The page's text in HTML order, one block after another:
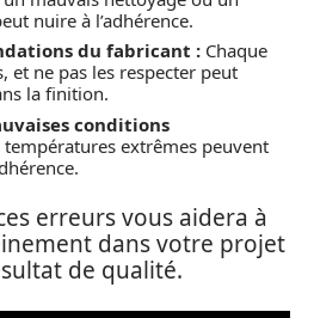
nuire à l’adhérence.
du fabricant : Chaque
et ne pas les respecter peut
la finition.
conditions
températures extrêmes peuvent
erreurs vous aidera à
dans votre projet
de qualité.